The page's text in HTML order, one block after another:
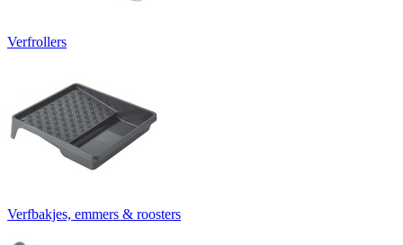
Verfrollers
Verfbakjes, emmers & roosters